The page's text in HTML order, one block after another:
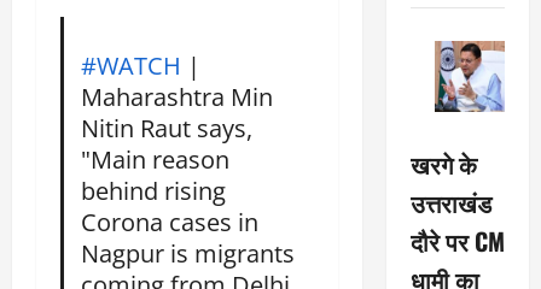
#WATCH |
Maharashtra Min
Nitin Raut says,
"Main reason
behind rising
Corona cases in
Nagpur is migrants
खरगे के
उत्तराखंड
दौरे पर CM
धामी का